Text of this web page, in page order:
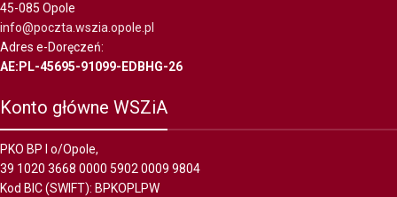
45-085 Opole
info@poczta.wszia.opole.pl
Adres e-Doręczeń:
AE:PL-45695-91099-EDBHG-26
Konto główne WSZiA
PKO BP I o/Opole,
39 1020 3668 0000 5902 0009 9804
Kod BIC (SWIFT): BPKOPLPW